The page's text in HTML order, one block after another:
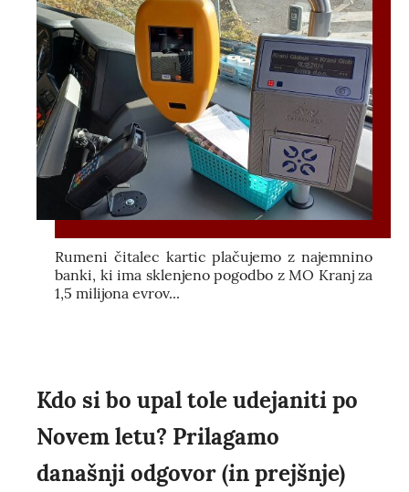
Rumeni čitalec kartic plačujemo z najemnino
banki, ki ima sklenjeno pogodbo z MO Kranj za
1,5 milijona evrov...
Kdo si bo upal tole udejaniti po
Novem letu? Prilagamo
današnji odgovor (in prejšnje)